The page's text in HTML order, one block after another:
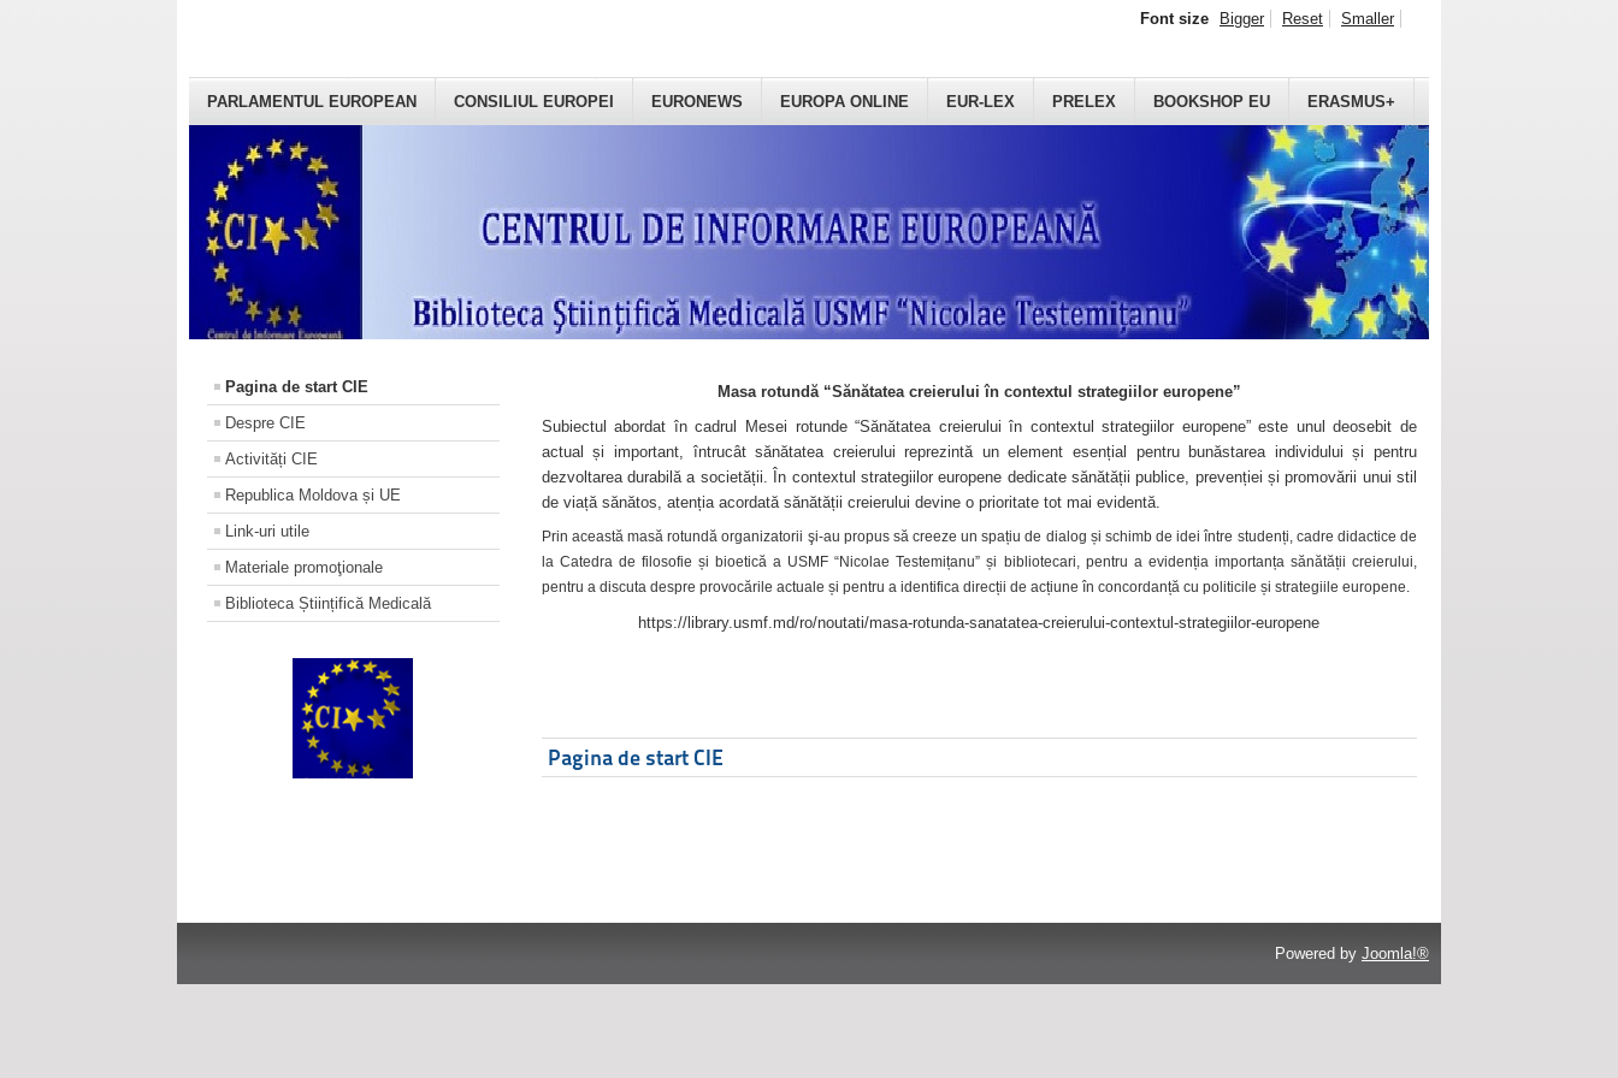
PARLAMENTUL EUROPEAN CONSILIUL EUROPEI EURONEWS EUROPA ONLINE EUR-LEX PRELEX BOOKSHOP EU ERASMUS+
Font size Bigger Reset Smaller
Pagina de start CIE
Despre CIE
Activități CIE
Republica Moldova și UE
Link-uri utile
Materiale promoţionale
Biblioteca Științifică Medicală
Masa rotundă “Sănătatea creierului în contextul strategiilor europene”
Subiectul abordat în cadrul Mesei rotunde “Sănătatea creierului în contextul strategiilor europene” este unul deosebit de
actual și important, întrucât sănătatea creierului reprezintă un element esențial pentru bunăstarea individului și pentru
dezvoltarea durabilă a societății. În contextul strategiilor europene dedicate sănătății publice, prevenției și promovării unui stil
de viață sănătos, atenția acordată sănătății creierului devine o prioritate tot mai evidentă.
Prin această masă rotundă organizatorii şi-au propus să creeze un spațiu de dialog și schimb de idei între studenți, cadre didactice de
la Catedra de filosofie și bioetică a USMF “Nicolae Testemițanu” și bibliotecari, pentru a evidenția importanța sănătății creierului,
pentru a discuta despre provocările actuale și pentru a identifica direcții de acțiune în concordanță cu politicile și strategiile europene.
https://library.usmf.md/ro/noutati/masa-rotunda-sanatatea-creierului-contextul-strategiilor-europene
Pagina de start CIE
Powered by Joomla!®